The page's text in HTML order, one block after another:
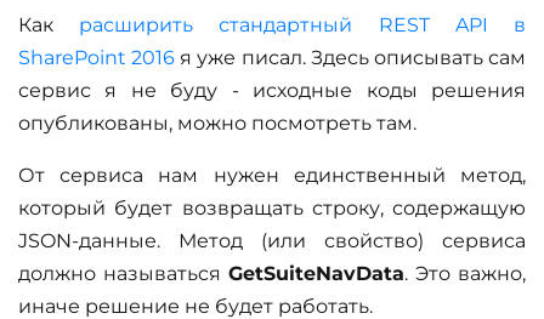
Как расширить стандартный REST API в
SharePoint 2016 я уже писал. Здесь описывать сам
сервис я не буду - исходные коды решения
опубликованы, можно посмотреть там.
От сервиса нам нужен единственный метод,
который будет возвращать строку, содержащую
JSON-данные. Метод (или свойство) сервиса
должно называться GetSuiteNavData. Это важно,
иначе решение не будет работать.